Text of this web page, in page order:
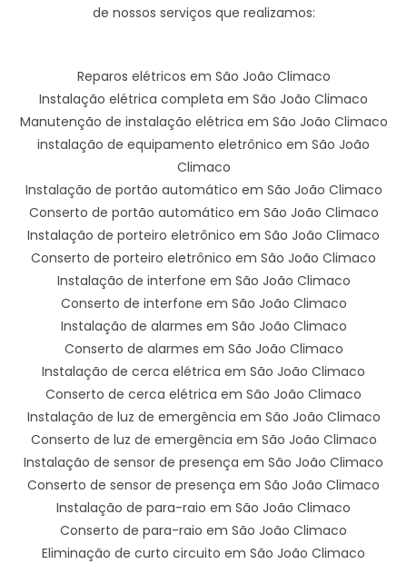
de nossos serviços que realizamos:
Reparos elétricos em São João Climaco
Instalação elétrica completa em São João Climaco
Manutenção de instalação elétrica em São João Climaco
instalação de equipamento eletrônico em São João
Climaco
Instalação de portão automático em São João Climaco
Conserto de portão automático em São João Climaco
Instalação de porteiro eletrônico em São João Climaco
Conserto de porteiro eletrônico em São João Climaco
Instalação de interfone em São João Climaco
Conserto de interfone em São João Climaco
Instalação de alarmes em São João Climaco
Conserto de alarmes em São João Climaco
Instalação de cerca elétrica em São João Climaco
Conserto de cerca elétrica em São João Climaco
Instalação de luz de emergência em São João Climaco
Conserto de luz de emergência em São João Climaco
Instalação de sensor de presença em São João Climaco
Conserto de sensor de presença em São João Climaco
Instalação de para-raio em São João Climaco
Conserto de para-raio em São João Climaco
Eliminação de curto circuito em São João Climaco